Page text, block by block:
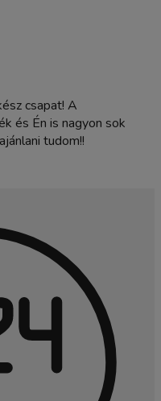
csapat! A
és Én is nagyon sok
tudom!!